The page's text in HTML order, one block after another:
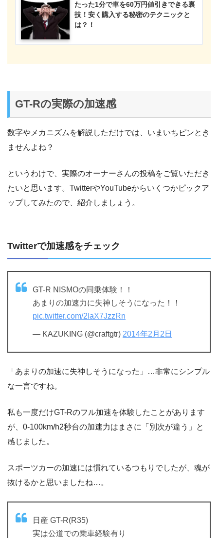
たった1分で車を60万円値引きできる裏
技！安く購入する秘密のテクニックと
は？！
GT-Rの実際の加速感
数字やメカニズムを解説しただけでは、いまいちピンとき
ませんよね？
というわけで、実際のオーナーさんの投稿をご覧いただき
たいと思います。TwitterやYouTubeからいくつかピックア
ップしてみたので、紹介しましょう。
Twitterで加速感をチェック
GT-R NISMOの同乗体験！！
あまりの加速力に失神しそうになった！！
pic.twitter.com/2IaX7JzzRn
— KAZUKING (@craftgtr) 2014年2月2日
「あまりの加速に失神しそうになった」…非常にシンプル
な一言ですね。
私も一度だけGT-Rのフル加速を体験したことがあります
が、0-100km/h2秒台の加速力はまさに「別次が違う」と
感じました。
スポーツカーの加速には慣れているつもりでしたが、魂が
抜けるかと思いましたね…。
日産 GT-R(R35)
実は公道での乗車経験有り